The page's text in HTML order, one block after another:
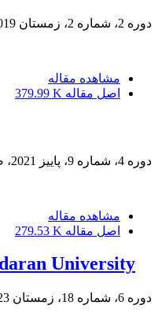
دوره 2، شماره 2، زمستان 2019، صفحه
مشاهده مقاله
اصل مقاله 379.99 K
دوره 4، شماره 9، پاییز 2021، صفحه
مشاهده مقاله
اصل مقاله 279.53 K
University
دوره 6، شماره 18، زمستان 2023، صفحه